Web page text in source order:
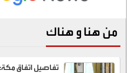
من هنا و هناك
تفاصيل اتفاق